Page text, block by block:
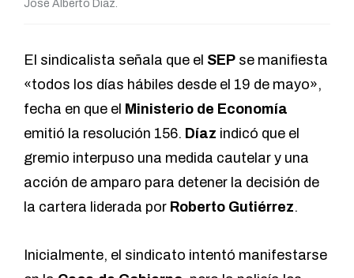
José Alberto Díaz.
El sindicalista señala que el SEP se manifiesta
«todos los días hábiles desde el 19 de mayo»,
fecha en que el Ministerio de Economía
emitió la resolución 156. Díaz indicó que el
gremio interpuso una medida cautelar y una
acción de amparo para detener la decisión de
la cartera liderada por Roberto Gutiérrez.
Inicialmente, el sindicato intentó manifestarse